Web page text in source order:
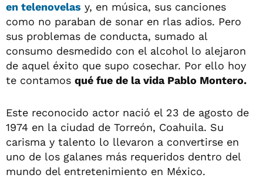
en telenovelas y, en música, sus canciones
como no paraban de sonar en rlas adios. Pero
sus problemas de conducta, sumado al
consumo desmedido con el alcohol lo alejaron
de aquel éxito que supo cosechar. Por ello hoy
te contamos qué fue de la vida Pablo Montero.
Este reconocido actor nació el 23 de agosto de
1974 en la ciudad de Torreón, Coahuila. Su
carisma y talento lo llevaron a convertirse en
uno de los galanes más requeridos dentro del
mundo del entretenimiento en México.